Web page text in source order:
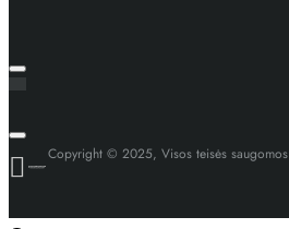
Copyright © 2025, Visos teisės saugomos